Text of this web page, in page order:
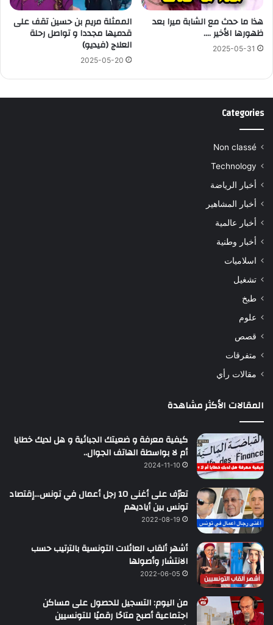
هذا ما حدث مع الشابة ميرا بعد
ظهورها الأخير ….
2025-05-31
الممثلة مريم بن حسين تقف على
قدميها مجددا و تواصل رحلة
العلاج (فيديو)
2025-05-20
Categories
Non classé
Technology
أخبار الرياضة
أخبار المشاهير
أخبار عالمية
أخبار وطنية
اسلاميات
تشغيل
طبخ
علوم
قصص
متفرقات
مقالات رأي
المقالات الأكثر مشاهدة
كيفية معرفة و ضعيتك الجبائية و هل لديك خطايا
أم لا بواسطة الهاتف الجوال..
2024-11-10
تعرّف على أغنى 10 رجل أعمال في تونس…إقتصاد
تونس بين أياديهم
2022-08-19
أشهر ألقاب العائلات التونسية بالترتيب حسب
الانتشار وأصولها
2022-06-05
من اليوم: التسجيل للحصول على مساكن
اجتماعية أصبح متاحًا رقميًا للتونسيين